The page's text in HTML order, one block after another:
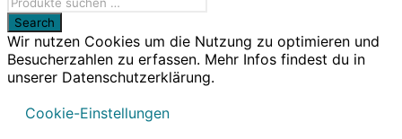
Wir nutzen Cookies um die Nutzung zu optimieren und
Besucherzahlen zu erfassen. Mehr Infos findest du in
unserer Datenschutzerklärung.
Cookie-Einstellungen